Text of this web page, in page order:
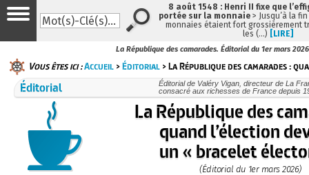
La République des camarades. Éditorial du 1er mars 2026
Vous êtes ici :Accueil >Éditorial > La République des camarades :
Éditorial
Éditorial de Valéry Vigan, directeur de La
consacré aux richesses de France depuis
La République des
quand l’élection
un « bracelet
(Éditorial du 1er mars 2026)
8 août 1548 : Henri II fixe que
portée sur la monnaie > Jusqu’à la
monnaies étaient fort grossièrement
les (…) [LIRE]